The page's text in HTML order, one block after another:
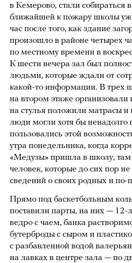
в Кемерово, стали собираться
ближайшей к пожару школы
час после того, как здание
произошло в районе четырех
по местному времени в
К шести вечера зал был
людьми, которые ждали от
какой-то информации. В трех
на втором этаже
на стулья положили матрасы и
люди могли хотя бы
пользовались этой
утра понедельника, когда
«Медузы» пришла в школу, там
человек, которые до сих пор
сведений о своих родных и
Прямо под баскетбольным
поставили парты, на них — 12-
ведро с чаем, банка
бутерброды с сыром и
с разбавленной водой
на лавках в центре зала — по